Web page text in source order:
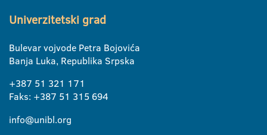
Univerzitetski grad
Bulevar vojvode Petra Bojovića
Banja Luka, Republika Srpska
+387 51 321 171
Faks: +387 51 315 694
info@unibl.org